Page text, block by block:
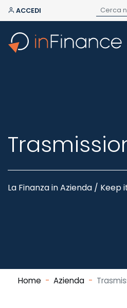
ACCEDI
La Finanza in Azienda / Keep
Home Azienda